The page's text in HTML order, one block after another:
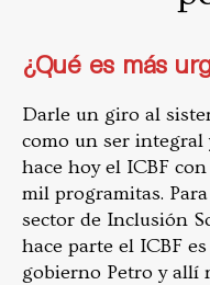
¿Qué es más
Darle un giro al
como un ser integral
hace hoy el ICBF
mil programitas.
sector de Inclusión
hace parte el ICBF
gobierno Petro y allí